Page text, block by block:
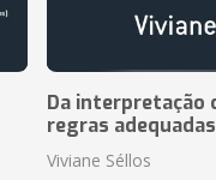
Da interpretação
regras
Viviane Séllos